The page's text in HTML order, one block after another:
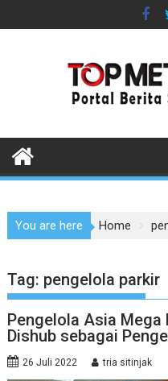
to
You are here Home
Tag: pengelola parkir
Pengelola Asia
Dishub sebagai
26 Juli 2022 tria sitinjak